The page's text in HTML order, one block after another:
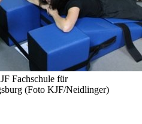
Fachschule für
(Foto KJF/Neidlinger)